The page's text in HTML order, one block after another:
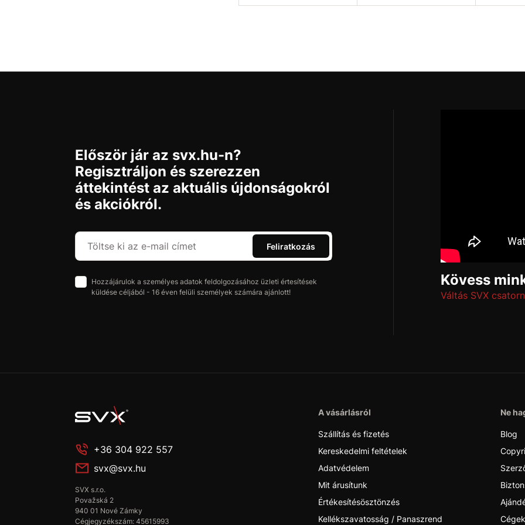
Először jár az svx.hu-n?
Regisztráljon és szerezzen
áttekintést az aktuális újdonságokról
és akciókról.
Feliratkozás
Hozzájárulok a személyes adatok feldolgozásához üzleti értesítések
küldése céljából - 16 éven felüli személyek számára ajánlott!
Kövess
Váltás SVX
+36 304 922 557
svx@svx.hu
SVX s.r.o.
Považská 2
940 01 Nové Zámky
Cégjegyzékszám: 45615993
A vásárlásról
Szállítás és fizetés
Kereskedelmi feltételek
Adatvédelem
Mit árusítunk
Értékesítésösztönzés
Kellékszavatosság / Panaszrend
Ne
Blog